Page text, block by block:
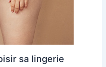
sa lingerie